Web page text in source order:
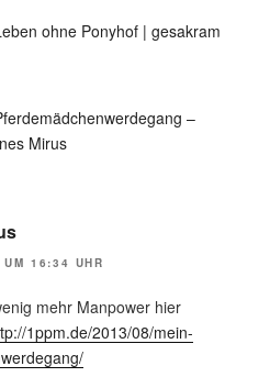
ohne Ponyhof | gesakram
–
Mirus
16:34 UHR
mehr Manpower hier
1ppm.de/2013/08/mein-